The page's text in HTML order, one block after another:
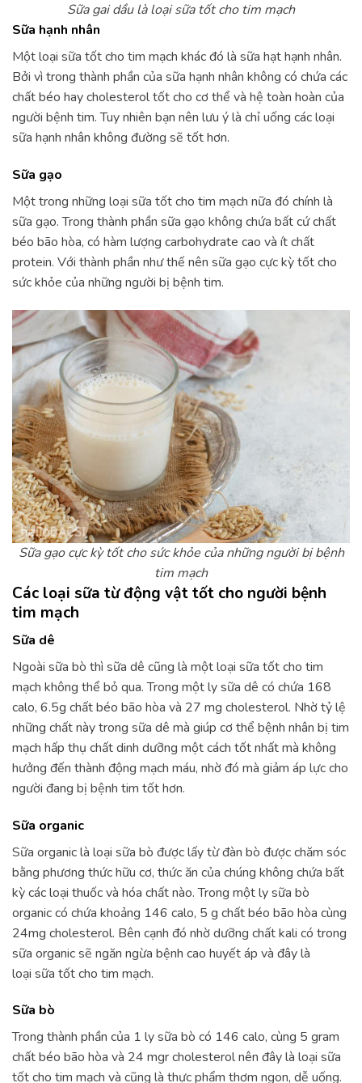
Sữa gai dầu là loại sữa tốt cho tim mạch
Sữa hạnh nhân
Một loại sữa tốt cho tim mạch khác đó là sữa hạt hạnh nhân.
Bởi vì trong thành phần của sữa hạnh nhân không có chứa các
chất béo hay cholesterol tốt cho cơ thể và hệ toàn hoàn của
người bệnh tim. Tuy nhiên bạn nên lưu ý là chỉ uống các loại
sữa hạnh nhân không đường sẽ tốt hơn.
Sữa gạo
Một trong những loại sữa tốt cho tim mạch nữa đó chính là
sữa gạo. Trong thành phần sữa gạo không chứa bất cứ chất
béo bão hòa, có hàm lượng carbohydrate cao và ít chất
protein. Với thành phần như thế nên sữa gạo cực kỳ tốt cho
sức khỏe của những người bị bệnh tim.
Sữa gạo cực kỳ tốt cho sức khỏe của những người bị bệnh
tim mạch
Các loại sữa từ động vật tốt cho người bệnh
tim mạch
Sữa dê
Ngoài sữa bò thì sữa dê cũng là một loại sữa tốt cho tim
mạch không thể bỏ qua. Trong một ly sữa dê có chứa 168
calo, 6.5g chất béo bão hòa và 27 mg cholesterol. Nhờ tỷ lệ
những chất này trong sữa dê mà giúp cơ thể bệnh nhân bị tim
mạch hấp thụ chất dinh dưỡng một cách tốt nhất mà không
hưởng đến thành động mạch máu, nhờ đó mà giảm áp lực cho
người đang bị bệnh tim tốt hơn.
Sữa organic
Sữa organic là loại sữa bò được lấy từ đàn bò được chăm sóc
bằng phương thức hữu cơ, thức ăn của chúng không chứa bất
kỳ các loại thuốc và hóa chất nào. Trong một ly sữa bò
organic có chứa khoảng 146 calo, 5 g chất béo bão hòa cùng
24mg cholesterol. Bên cạnh đó nhờ dưỡng chất kali có trong
sữa organic sẽ ngăn ngừa bệnh cao huyết áp và đây là
loại sữa tốt cho tim mạch.
Sữa bò
Trong thành phần của 1 ly sữa bò có 146 calo, cùng 5 gram
chất béo bão hòa và 24 mgr cholesterol nên đây là loại sữa
tốt cho tim mạch và cũng là thực phẩm thơm ngon, dễ uống.